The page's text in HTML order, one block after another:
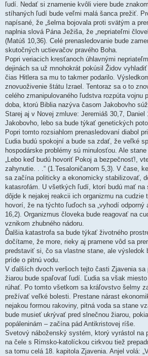
ľudí. Nedať si znamenie kvôli viere bude
stíhaných ľudí bude veľmi malá šanca prežiť.
napísané, že „šelma bojovala proti svätým a
naplnia slová Pána Ježiša, že „nepriateľmi
(Matúš 10,36). Celé prenasledovanie bude
skutočných uctievačov pravého Boha.
Popri veriacich kresťanoch úhlavnými
dejinách sa už mnohokrát pokúsil Židov
čias Hitlera sa mu to takmer podarilo.
znovuoživenie štátu Izrael. Tentoraz sa o to
celého zmanipulovaného ľudstva rozpúta vojnu
doba, ktorú Biblia nazýva časom Jakobovho
Starej aj v Novej zmluve: Jeremiáš 30,7, Daniel
Jakobovho, lebo sa bude týkať genetických
Popri tomto rozsiahlom prenasledovaní diabol
Ľudia budú spokojní a bude sa zdať, že veľké
hospodárske problémy sú minulosťou. Ale
„Lebo keď budú hovoriť Pokoj a bezpečnosť!,
zahynutie. . .“ (1.Tesaloničanom 5,3). V čase,
sa začína politicky a ekonomicky stabilizovať,
katasrofám. U všetkých ľudí, ktorí budú mať na
dôjde k nejakej reakcii ich organizmu na cudzie
hovorí, že na týchto ľuďoch sa „vyhodí odporný
16,2). Organizmus človeka bude reagovať na
vznikom zhubného nádoru.
Ďalšia katastrofa sa bude týkať životného
dočítame, že more, rieky aj pramene vôd sa
predstaviť si, čo sa vlastne stane, ale výsledok
príde o pitnú vodu.
V ďalších dvoch veršoch tejto časti Zjavenia
žiarou bude spaľovať ľudí. Ľudia sa však
rúhať. Po tomto všetkom sa kráľovstvo šelmy
prežívať veľké bolesti. Prestane nárast
nejakou formou rakoviny, pitná voda sa stane
bude musieť ukrývať pred slnečnou žiarou,
popáleninám – začína pád Antikristovej ríše.
Svetový náboženský systém, ktorý vyrástol na
na čele s Rímsko-katolíckou cirkvou tiež
sa tomu celá 18. kapitola Zjavenia. Anjel volá: